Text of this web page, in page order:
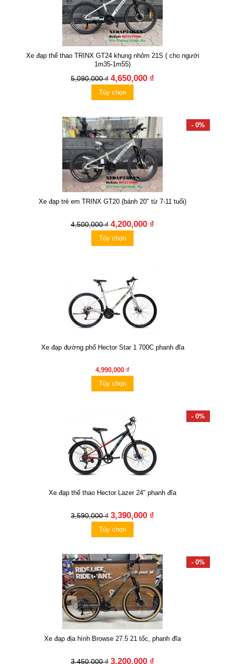
Xe đạp thể thao TRINX GT24 khung nhôm 21S ( cho người
1m35-1m55)
5,090,000 ₫ 4,650,000 ₫
Tùy chọn
- 0%
Xe đạp trẻ em TRINX GT20 (bánh 20″ từ 7-11 tuổi)
4,500,000 ₫ 4,200,000 ₫
Tùy chọn
Xe đạp đường phố Hector Star 1 700C phanh đĩa
4,990,000 ₫
Tùy chọn
- 0%
Xe đạp thể thao Hector Lazer 24″ phanh đĩa
3,590,000 ₫ 3,390,000 ₫
Tùy chọn
- 0%
Xe đạp địa hình Browse 27.5 21 tốc, phanh đĩa
3,450,000 ₫ 3,200,000 ₫